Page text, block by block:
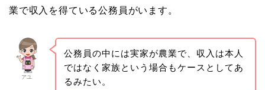
業で収入を得ている公務員がいます。
アユ
公務員の中には実家が農業で、収入は本人
ではなく家族という場合もケースとしてあ
るみたい。